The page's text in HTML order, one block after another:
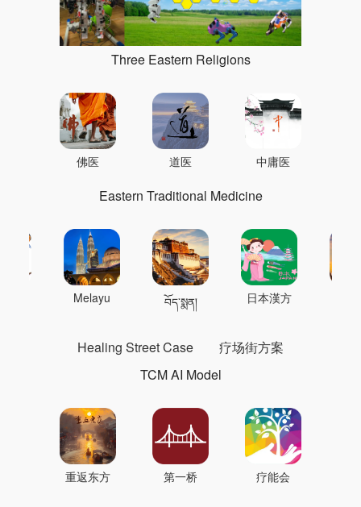
Three Eastern Religions
佛医 道医 中庸医
Eastern Traditional Medicine
Melayu བོད་སྨན། 日本漢方
Healing Street Case
疗场街方案
TCM AI Model
重返东方 第一桥 疗能会